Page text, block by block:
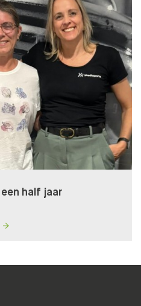
een half jaar
fit, gezond en goed
TEST!